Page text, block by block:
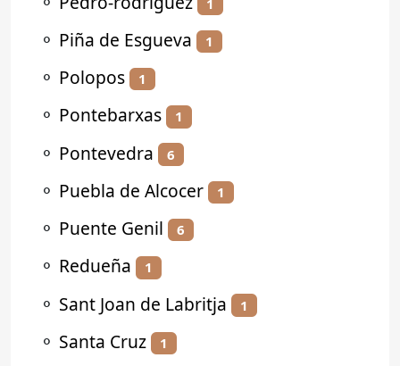
⚬ Piña de Esgueva 1
⚬ Polopos 1
⚬ Pontebarxas 1
⚬ Pontevedra 6
⚬ Puebla de Alcocer 1
⚬ Puente Genil 6
⚬ Redueña 1
⚬ Sant Joan de Labritja 1
⚬ Santa Cruz 1